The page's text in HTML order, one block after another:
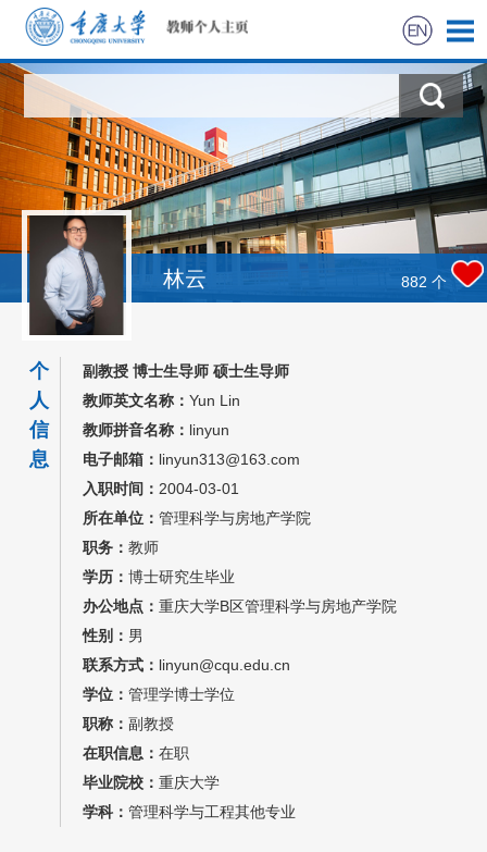
首页
科学研究
教学研究
获奖信息
社会实践
招生信息
学生信息
我的相册
教师博客
林云 882 个
个
人
信
息
副教授 博士生导师 硕士生导师
教师英文名称： Yun Lin
教师拼音名称： linyun
电子邮箱： linyun313@163.com
入职时间： 2004-03-01
所在单位： 管理科学与房地产学院
职务： 教师
学历： 博士研究生毕业
办公地点： 重庆大学B区管理科学与房地产学院
性别： 男
联系方式： linyun@cqu.edu.cn
学位： 管理学博士学位
职称： 副教授
在职信息： 在职
毕业院校： 重庆大学
学科： 管理科学与工程其他专业